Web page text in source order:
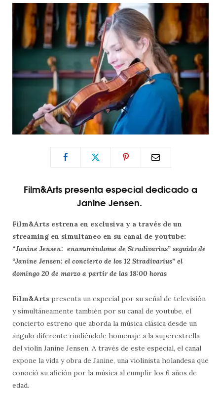
Film&Arts presenta especial dedicado a
Janine Jensen.
Film&Arts estrena en exclusiva y a través de un
streaming en simultaneo en su canal de youtube:
“Janine Jensen: enamorándome de Stradivarius” seguido de
“Janine Jensen: el concierto de los 12 Stradivarius” el
domingo 20 de marzo a partir de las 18:00 horas
Film&Arts presenta un especial por su señal de televisión
y simultáneamente también por su canal de youtube, el
concierto estreno que aborda la música clásica desde un
ángulo diferente rindiéndole homenaje a la superestrella
del violín Janine Jensen. A través de este especial, el canal
expone la vida y obra de Janine, una violinista holandesa que
conoció su afición por la música al cumplir los 6 años de
edad.